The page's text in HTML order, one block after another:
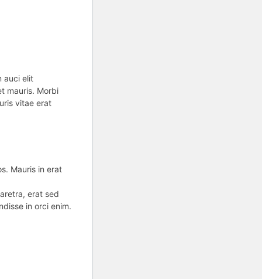
auci elit
mauris. Morbi
vitae erat
Mauris in erat
erat sed
in orci enim.